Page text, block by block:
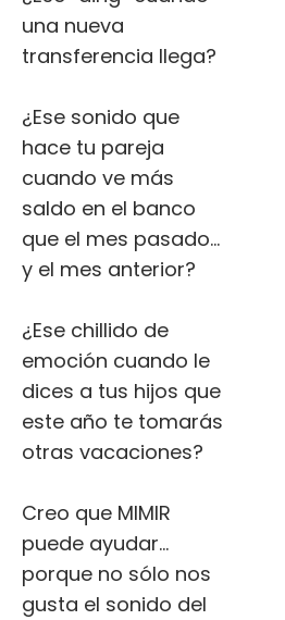
una nueva
transferencia llega?
¿Ese sonido que
hace tu pareja
cuando ve más
saldo en el banco
que el mes pasado…
y el mes anterior?
¿Ese chillido de
emoción cuando le
dices a tus hijos que
este año te tomarás
otras vacaciones?
Creo que MIMIR
puede ayudar…
porque no sólo nos
gusta el sonido del